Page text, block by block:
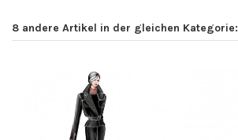
8 andere Artikel in der gleichen Kategorie: